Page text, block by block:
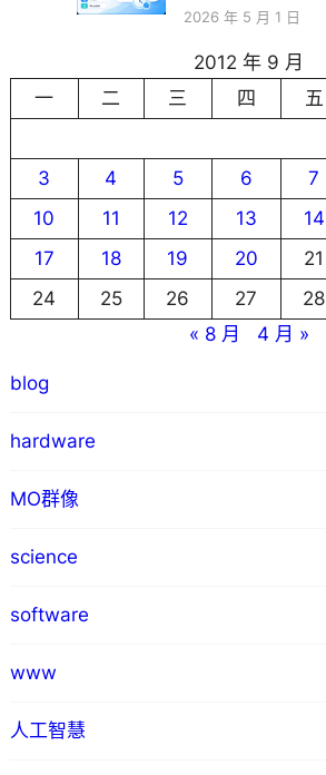
2026 年 5 月 1 日
2012 年 9 月
一
二 三 四 五
3
4 5 6 7
10
11 12 13 14
17
18 19 20 21
24
25 26 27 28
« 8 月
4 月 »
blog
hardware
MO群像
science
software
www
人工智慧